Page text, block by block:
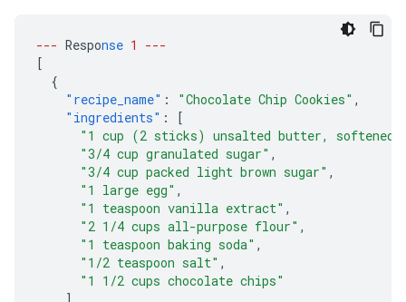
--- Response 1
---
[
{
"recipe_name" : "Chocolate Chip Cookies" ,
"ingredients" :
[
"1 cup (2 sticks) unsalted butter, softened"
"3/4 cup granulated sugar" ,
"3/4 cup packed light brown sugar" ,
"1 large egg" ,
"1 teaspoon vanilla extract" ,
"2 1/4 cups all-purpose flour" ,
"1 teaspoon baking soda" ,
"1/2 teaspoon salt" ,
"1 1/2 cups chocolate chips"